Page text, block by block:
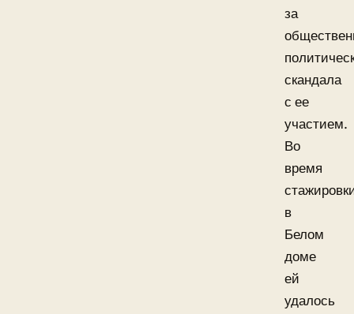
за
скандала
с ее
участием.
Во
время
в
Белом
доме
ей
удалось